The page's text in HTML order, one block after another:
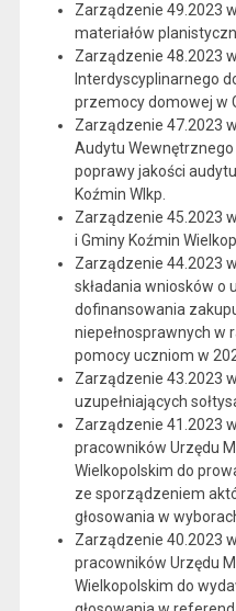
Zarządzenie 49.2023
materiałów
Zarządzenie 48.2023
Interdyscyplinarnego
przemocy domowej w
Zarządzenie 47.2023
Audytu
poprawy jakości
Koźmin Wlkp.
Zarządzenie 45.2023
i Gminy Koźmin
Zarządzenie 44.2023
składania wniosków o
dofinansowania
niepełnosprawnych w
pomocy uczniom w
Zarządzenie 43.2023
uzupełniających
Zarządzenie 41.2023
pracowników Urzędu
Wielkopolskim do
ze sporządzeniem
głosowania w
Zarządzenie 40.2023
pracowników Urzędu
Wielkopolskim do